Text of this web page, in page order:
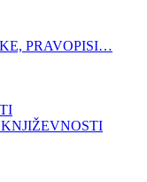
PRAVOPISI…